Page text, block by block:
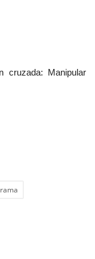
cruzada: Manipular